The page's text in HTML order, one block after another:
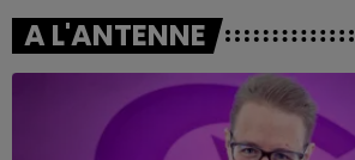
A L'ANTENNE